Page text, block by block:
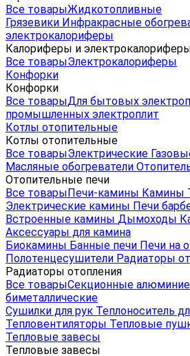
Все товарыЖидкотопливные
Грязевики Инфракрасные
электрокалориферы
Калориферы и
Все товарыЭлектрокалориферы
Конфорки
Конфорки
Все товарыДля бытовых
промышленных электроплит
Котлы отопительные
Котлы отопительные
Все товарыЭлектрические
Масляные обогреватели
Отопительные печи
Все товарыПечи-камины Камины
Электрические камины Печи
Встроенные камины Дымоходы
Аксессуары для камина
Биокамины Банные печи Печи на
Полотенцесушители Радиаторы
Радиаторы отопления
Все товарыСекционные
биметаллические
Сушилки для рук Теплоноситель
Тепловентиляторы Тепловые
Тепловые завесы
Тепловые завесы